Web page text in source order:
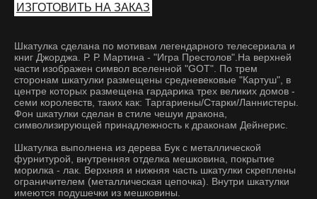
ИЗГОТОВИТЬ НА ЗАКАЗ
Шкатулка сделана по мотивам легендарного телесериала и
книг Джорджа. Р. Р. Мартина - "Игра Престолов".На верхней
части изображен символ вселенной "GOT". По трем
сторонам шкатулки размещены средневековые "Картуш", в
центре которых размещена гардарика трех великих домов -
семи королевств, таких как: Таргариены/Старки/Ланнистеры.
Фон шкатулки сделан в стиле чешуи дракона,
символизирующей принадлежность к драконам Дейнерис.
Шкатулка выполнена из дерева Бук с металлической
фурнитурой, внутренняя отделка мешковина, покрытие
морилка - лак. Верхняя и нижняя часть шкатулки скреплены
ограничителем (металлическая цепочка). Внутри шкатулки
имеются подушечки из мешковины.